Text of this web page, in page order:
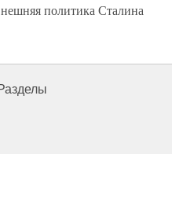
политика Сталина